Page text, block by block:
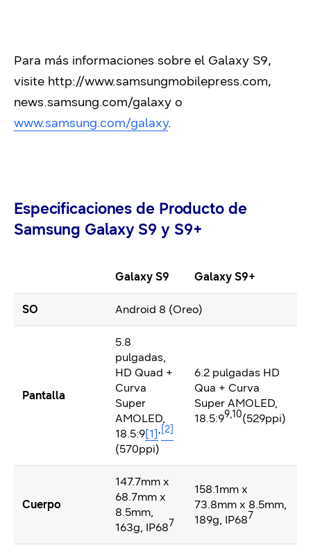
Para más informaciones sobre el Galaxy S9,
visite http://www.samsungmobilepress.com,
news.samsung.com/galaxy o
www.samsung.com/galaxy.
Especificaciones de Producto de
Samsung Galaxy S9 y S9+
Galaxy S9 Galaxy S9+
SO Android 8 (Oreo)
Pantalla
5.8
pulgadas,
HD Quad +
Curva
Super
AMOLED,
18.5:9[1], [2]
(570ppi)
6.2 pulgadas HD
Qua + Curva
Super AMOLED,
18.5:99,10(529ppi)
Cuerpo
147.7mm x
68.7mm x
8.5mm,
163g, IP687
158.1mm x
73.8mm x 8.5mm,
189g, IP687